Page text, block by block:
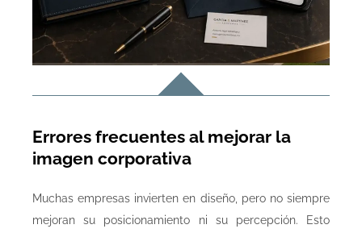
Errores frecuentes al mejorar la
imagen corporativa
Muchas empresas invierten en diseño, pero no siempre
mejoran su posicionamiento ni su percepción. Esto